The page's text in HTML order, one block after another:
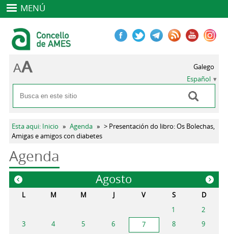
MENÚ
Formulario de búsqueda
Buscar
Galego
Español
Se encuentra usted aquí
Esta aqui: Inicio » Agenda » > Presentación do libro: Os Bolechas,
Amigas e amigos con diabetes
Agenda
Agosto
« »
L M M J V S
D
1
2
3
4 5 6 7 8
9